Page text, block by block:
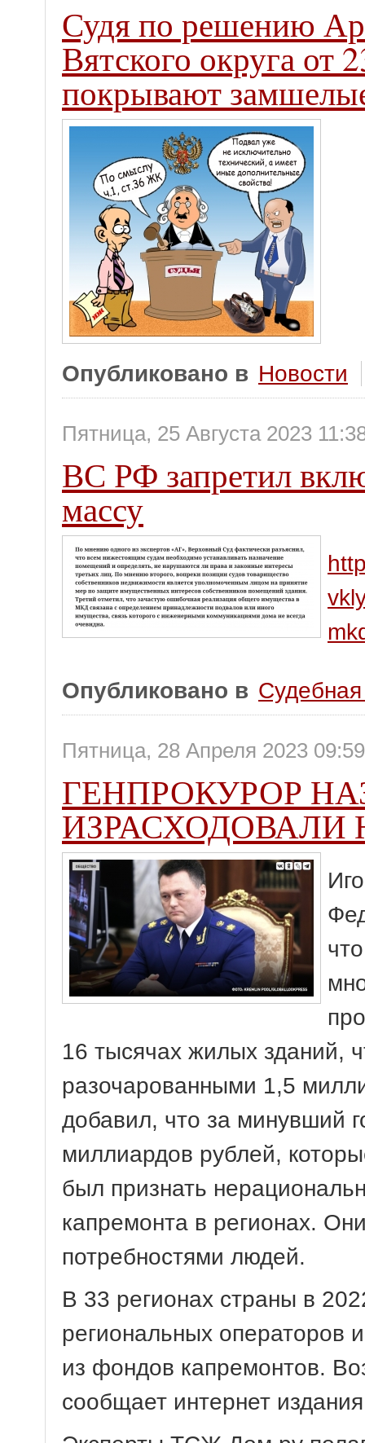
Судя по решению
Вятского округа от
покрывают
Опубликовано в Новости
Пятница, 25 Августа 2023
ВС РФ запретил
массу
Опубликовано в Судебная
Пятница, 28 Апреля 2023 09:59
ГЕНПРОКУРОР
16 тысячах жилых зданий,
разочарованными 1,5
добавил, что за минувший
миллиардов рублей,
был признать
капремонта в регионах.
потребностями людей.
В 33 регионах страны в
региональных операторов
из фондов капремонтов.
сообщает интернет